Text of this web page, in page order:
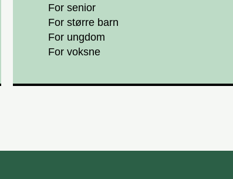
For senior
For større barn
For ungdom
For voksne